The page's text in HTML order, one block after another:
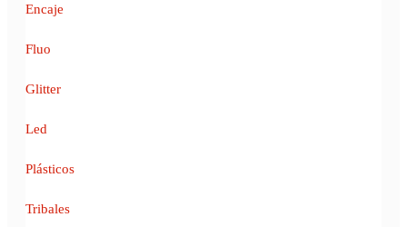
Encaje
Fluo
Glitter
Led
Plásticos
Tribales